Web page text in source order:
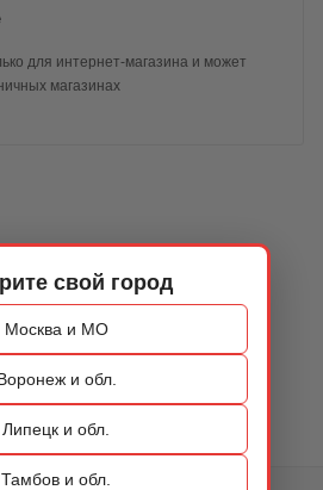
свой город
Москва и МО
и обл.
Липецк и обл.
Тамбов и обл.
для интернет-магазина и может
магазинах